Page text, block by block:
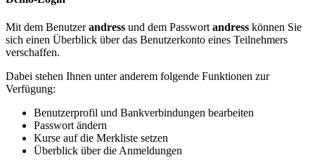
Mit dem Benutzerandress und dem Passwort andress können Sie
sich einen Überblick über das Benutzerkonto eines Teilnehmers
verschaffen.
Dabei stehen Ihnen unter anderem folgende Funktionen zur
Verfügung:
Benutzerprofil und Bankverbindungen bearbeiten
Passwort ändern
Kurse auf die Merkliste setzen
Überblick über die Anmeldungen